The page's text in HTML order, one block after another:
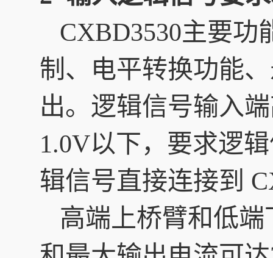
CXBD3530主要功
制、电平转换功能
出。逻辑信号输入
1.0V以下，要求逻
辑信号直接连接到
高端上桥臂和低端